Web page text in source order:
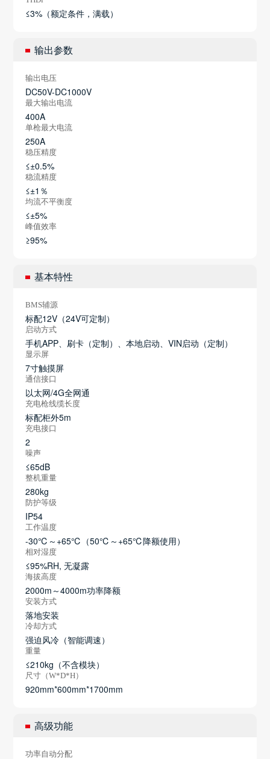
≤3%（额定条件，满载）
输出参数
输出电压
DC50V-DC1000V
最大输出电流
400A
单枪最大电流
250A
稳压精度
≤±0.5%
稳流精度
≤±1％
均流不平衡度
≤±5%
峰值效率
≥95%
基本特性
BMS辅源
标配12V（24V可定制）
启动方式
手机APP、刷卡（定制）、本地启动、VIN启动（定制）
显示屏
7寸触摸屏
通信接口
以太网/4G全网通
充电枪线缆长度
标配柜外5m
充电接口
2
噪声
≤65dB
整机重量
280kg
防护等级
IP54
工作温度
-30℃～+65℃（50℃～+65℃降额使用）
相对湿度
≤95%RH, 无凝露
海拔高度
2000m～4000m功率降额
安装方式
落地安装
冷却方式
强迫风冷（智能调速）
重量
≤210kg（不含模块）
尺寸（W*D*H）
920mm*600mm*1700mm
高级功能
功率自动分配